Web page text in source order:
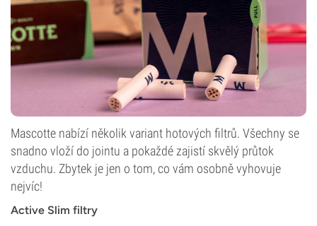
Mascotte nabízí několik variant hotových filtrů. Všechny se
snadno vloží do jointu a pokaždé zajistí skvělý průtok
vzduchu. Zbytek je jen o tom, co vám osobně vyhovuje
nejvíc!
Active Slim filtry